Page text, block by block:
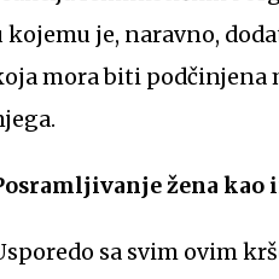
kojemu je, naravno,
mora biti podčinjena
žena
sa svim ovim